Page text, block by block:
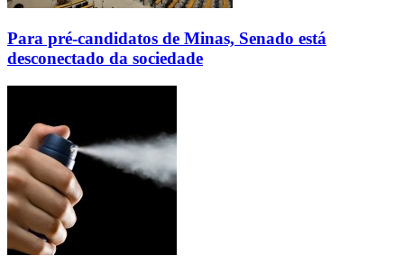
Para pré-candidatos de Minas, Senado está
desconectado da sociedade